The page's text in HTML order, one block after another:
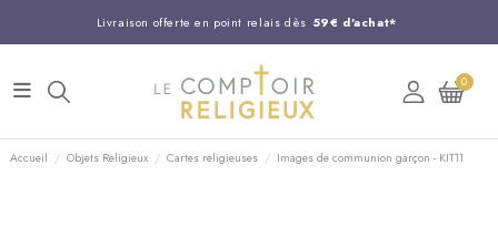
Livraison offerte en point relais dès 59€ d'achat*
Entreprise Française familiale
Support client disponible au 03 20 24 74 15
Commandez avant 14H, expédition le jour même !
0
Accueil Objets Religieux Cartes religieuses Images de communion garçon - KIT11